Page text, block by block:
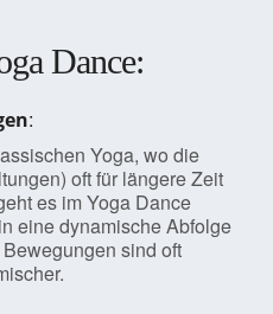
Dance:
:
Yoga, wo die
oft für längere Zeit
es im Yoga Dance
eine dynamische Abfolge
sind oft